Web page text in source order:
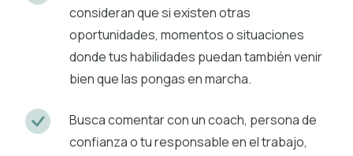
consideran que si existen otras
oportunidades, momentos o situaciones
donde tus habilidades puedan también venir
bien que las pongas en marcha.
Busca comentar con un coach, persona de
confianza o tu responsable en el trabajo,